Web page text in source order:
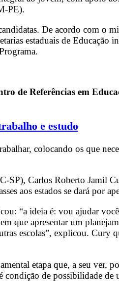
PE).
De acordo com o
estaduais de Educação
de Referências em
e estudo
colocando os que
SP), Carlos Roberto Jamil
aos estados se dará por
“a ideia é: vou ajudar
que apresentar um
escolas”, explicou.
etapa que, a seu ver,
de possibilidade